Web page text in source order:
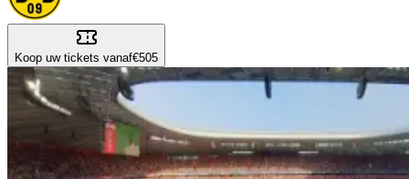
Koop uw tickets vanaf€505